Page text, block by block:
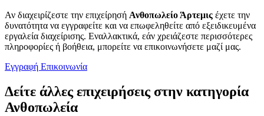
Αν διαχειρίζεστε την επιχείρησή Ανθοπωλείο Άρτεμις έχετε την
δυνατότητα να εγγραφείτε και να επωφεληθείτε από εξειδικευμένα
εργαλεία διαχείρισης. Εναλλακτικά, εάν χρειάζεστε περισσότερες
πληροφορίες ή βοήθεια, μπορείτε να επικοινωνήσετε μαζί μας.
Εγγραφή Επικοινωνία
Δείτε άλλες επιχειρήσεις στην κατηγορία
Ανθοπωλεία